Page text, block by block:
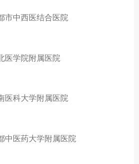
市中西医结合医院
医学院附属医院
医科大学附属医院
中医药大学附属医院